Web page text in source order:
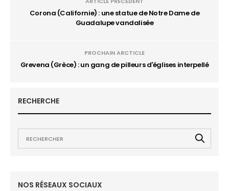
Corona (Californie) : une statue de Notre Dame de
Guadalupe vandalisée
PROCHAIN ARCTICLE
Grevena (Grèce) : un gang de pilleurs d'églises interpellé
RECHERCHE
NOS RÉSEAUX SOCIAUX